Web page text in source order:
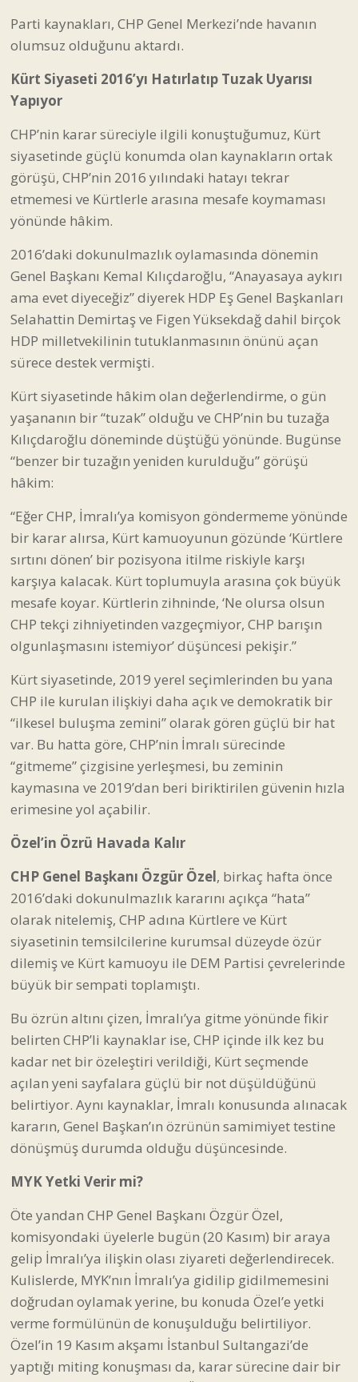
Parti kaynakları, CHP Genel Merkezi’nde havanın
olumsuz olduğunu aktardı.
Kürt Siyaseti 2016’yı Hatırlatıp Tuzak Uyarısı
Yapıyor
CHP’nin karar süreciyle ilgili konuştuğumuz, Kürt
siyasetinde güçlü konumda olan kaynakların ortak
görüşü, CHP’nin 2016 yılındaki hatayı tekrar
etmemesi ve Kürtlerle arasına mesafe koymaması
yönünde hâkim.
2016’daki dokunulmazlık oylamasında dönemin
Genel Başkanı Kemal Kılıçdaroğlu, “Anayasaya aykırı
ama evet diyeceğiz” diyerek HDP Eş Genel Başkanları
Selahattin Demirtaş ve Figen Yüksekdağ dahil birçok
HDP milletvekilinin tutuklanmasının önünü açan
sürece destek vermişti.
Kürt siyasetinde hâkim olan değerlendirme, o gün
yaşananın bir “tuzak” olduğu ve CHP’nin bu tuzağa
Kılıçdaroğlu döneminde düştüğü yönünde. Bugünse
“benzer bir tuzağın yeniden kurulduğu” görüşü
hâkim:
“Eğer CHP, İmralı’ya komisyon göndermeme yönünde
bir karar alırsa, Kürt kamuoyunun gözünde ‘Kürtlere
sırtını dönen’ bir pozisyona itilme riskiyle karşı
karşıya kalacak. Kürt toplumuyla arasına çok büyük
mesafe koyar. Kürtlerin zihninde, ‘Ne olursa olsun
CHP tekçi zihniyetinden vazgeçmiyor, CHP barışın
olgunlaşmasını istemiyor’ düşüncesi pekişir.”
Kürt siyasetinde, 2019 yerel seçimlerinden bu yana
CHP ile kurulan ilişkiyi daha açık ve demokratik bir
“ilkesel buluşma zemini” olarak gören güçlü bir hat
var. Bu hatta göre, CHP’nin İmralı sürecinde
“gitmeme” çizgisine yerleşmesi, bu zeminin
kaymasına ve 2019’dan beri biriktirilen güvenin hızla
erimesine yol açabilir.
Özel’in Özrü Havada Kalır
CHP Genel Başkanı Özgür Özel, birkaç hafta önce
2016’daki dokunulmazlık kararını açıkça “hata”
olarak nitelemiş, CHP adına Kürtlere ve Kürt
siyasetinin temsilcilerine kurumsal düzeyde özür
dilemiş ve Kürt kamuoyu ile DEM Partisi çevrelerinde
büyük bir sempati toplamıştı.
Bu özrün altını çizen, İmralı’ya gitme yönünde fikir
belirten CHP’li kaynaklar ise, CHP içinde ilk kez bu
kadar net bir özeleştiri verildiği, Kürt seçmende
açılan yeni sayfalara güçlü bir not düşüldüğünü
belirtiyor. Aynı kaynaklar, İmralı konusunda alınacak
kararın, Genel Başkan’ın özrünün samimiyet testine
dönüşmüş durumda olduğu düşüncesinde.
MYK Yetki Verir mi?
Öte yandan CHP Genel Başkanı Özgür Özel,
komisyondaki üyelerle bugün (20 Kasım) bir araya
gelip İmralı’ya ilişkin olası ziyareti değerlendirecek.
Kulislerde, MYK’nın İmralı’ya gidilip gidilmemesini
doğrudan oylamak yerine, bu konuda Özel’e yetki
verme formülünün de konuşulduğu belirtiliyor.
Özel’in 19 Kasım akşamı İstanbul Sultangazi’de
yaptığı miting konuşması da, karar sürecine dair bir